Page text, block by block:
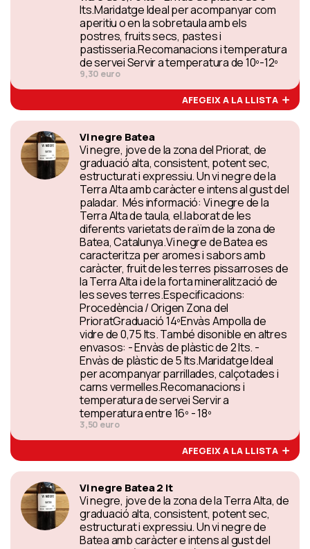
lts.Maridatge Ideal per acompanyar com
aperitiu o en la sobretaula amb els
postres, fruits secs, pastes i
pastisseria.Recomanacions i temperatura
de servei Servir a temperatura de 10º-12º
9,30 euro
AFEGEIX A LA LLISTA
Vi negre Batea
Vi negre, jove de la zona del Priorat, de
graduació alta, consistent, potent sec,
estructurat i expressiu. Un vi negre de la
Terra Alta amb caràcter e intens al gust del
paladar. Més informació: Vi negre de la
Terra Alta de taula, el.laborat de les
diferents varietats de raïm de la zona de
Batea, Catalunya.Vi negre de Batea es
caracteritza per aromes i sabors amb
caràcter, fruit de les terres pissarroses de
la Terra Alta i de la forta mineralització de
les seves terres.Especificacions:
Procedència / Origen Zona del
PrioratGraduació 14ºEnvàs Ampolla de
vidre de 0,75 lts. També disonible en altres
envasos: - Envàs de plàstic de 2 lts. -
Envàs de plàstic de 5 lts.Maridatge Ideal
per acompanyar parrillades, calçotades i
carns vermelles.Recomanacions i
temperatura de servei Servir a
temperatura entre 16º - 18º
3,50 euro
AFEGEIX A LA LLISTA
Vi negre Batea 2 lt
Vi negre, jove de la zona de la Terra Alta, de
graduació alta, consistent, potent sec,
estructurat i expressiu. Un vi negre de
Batea amb caràcter e intens al gust del